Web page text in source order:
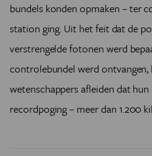
bundels konden opmaken – ter
station ging. Uit het feit dat de
verstrengelde fotonen werd
controlebundel werd ontvangen,
wetenschappers afleiden dat
recordpoging – meer dan 1.200